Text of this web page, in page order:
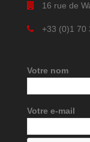
16 rue de
+33 (0)1 70
Votre nom
Votre e-mail